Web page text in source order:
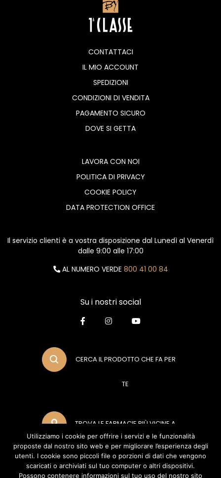
CONTATTACI
IL MIO ACCOUNT
SPEDIZIONI
CONDIZIONI DI VENDITA
PAGAMENTO SICURO
DOVE SI GETTA
LAVORA CON NOI
POLITICA DI PRIVACY
COOKIE POLICY
DATA PROTECTION OFFICE
Il servizio clienti è a vostra disposizione dal Lunedì al Venerdì
dalle 9:00 alle 17:00
AL NUMERO VERDE 800 41 00 84
Su i nostri social
CERCA IL PRODOTTO CHE FA PER
TE
TROVA LE FARMACIE PIÙ VICINE A
TE
Utilizziamo i cookie per offrire i servizi e le funzionalità
proposte dal nostro sito web e per migliorare l’esperienza degli
utenti. I cookie sono piccoli file o porzioni di dati che vengono
scaricati o archiviati sul tuo computer o altri dispositivi.
Possono contenere informazioni sul tuo uso del nostro sito